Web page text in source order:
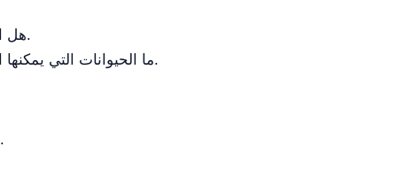
هل القفص سهل التنظيف؟ نعم، يضمن مادة فولاذ 304 المقاوم للصدأ ومقاومتها للتآكل أقصى درجات النظافة.
ما الحيوانات التي يمكنها استيعابها؟ إنه مناسب لاستيعاب كل من الحيوانات الأليفة الصغيرة والكلاب الكبيرة عن طريق إزالة الفاصل.
تم تصميم الصينية السفلية لجمع البول وتسهيل إجراء القسطرة، مما يساهم في الإجراءات الطبية النظيفة.